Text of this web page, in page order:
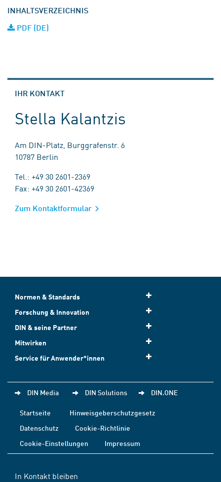
INHALTSVERZEICHNIS
PDF (DE)
IHR KONTAKT
Stella Kalantzis
Am DIN-Platz, Burggrafenstr. 6
10787 Berlin
Tel.: +49 30 2601-2369
Fax: +49 30 2601-42369
Zum Kontaktformular
Normen & Standards
Forschung & Innovation
DIN & seine Partner
Mitwirken
Service für Anwender*innen
DIN Media DIN Solutions DIN.ONE
Startseite
Hinweisgeberschutzgesetz
Datenschutz
Cookie-Richtlinie
Cookie-Einstellungen
Impressum
In Kontakt bleiben